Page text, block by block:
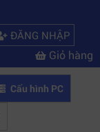
ĐĂNG NHẬP
Giỏ hàng
Cấu hình PC